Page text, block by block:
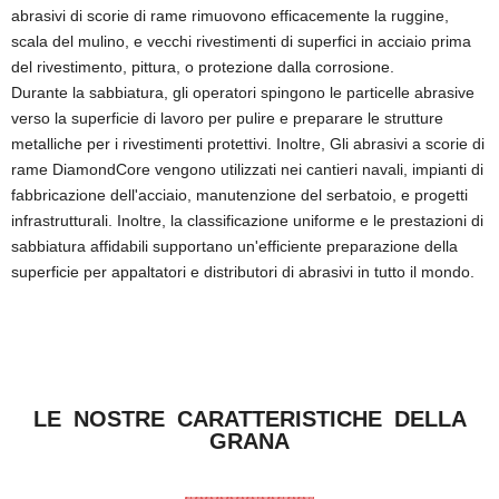
abrasivi di scorie di rame rimuovono efficacemente la ruggine,
scala del mulino, e vecchi rivestimenti di superfici in acciaio prima
del rivestimento, pittura, o protezione dalla corrosione.
Durante la sabbiatura, gli operatori spingono le particelle abrasive
verso la superficie di lavoro per pulire e preparare le strutture
metalliche per i rivestimenti protettivi. Inoltre, Gli abrasivi a scorie di
rame DiamondCore vengono utilizzati nei cantieri navali, impianti di
fabbricazione dell'acciaio, manutenzione del serbatoio, e progetti
infrastrutturali. Inoltre, la classificazione uniforme e le prestazioni di
sabbiatura affidabili supportano un'efficiente preparazione della
superficie per appaltatori e distributori di abrasivi in ​​tutto il mondo.
LE NOSTRE CARATTERISTICHE DELLA
GRANA